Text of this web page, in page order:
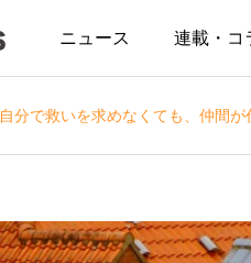
ニュース 連載・コ
自分で救いを求めなくても、仲間